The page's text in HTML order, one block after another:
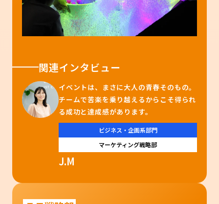
関連インタビュー
イベントは、まさに大人の青春そのもの。
チームで苦楽を乗り越えるからこそ得られ
る成功と達成感があります。
ビジネス・企画系部門
マーケティング戦略部
J.M